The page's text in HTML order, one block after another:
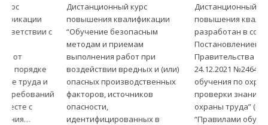
факторов, источников
опасности,
идентифицированных в
рамках системы управления
охраной труда в организации
и оценки профессиональных
рисков
Дистанционный курс
повышения квалификации
“Обучение безопасным
методам и приемам
выполнения работ при
воздействии вредных и (или)
опасных производственных
факторов, источников
опасности,
идентифицированных в
дополнительные требования
в соответствии с
нормативными правовыми
актами, содержащими
государственные
нормативные требования
охраны труда. Безопасные
методы и приемы
выполнения работ,
связанные с эксплуатацией
подъемных сооружений
Дистанционный курс
повышения квалификации
разработан в соответствии с
Постановлением
Правительства РФ от
24.12.2021 №2464 “О порядке
обучения по охране труда и
проверки знания требований
охраны труда” (вместе с
“Правилами обучения…